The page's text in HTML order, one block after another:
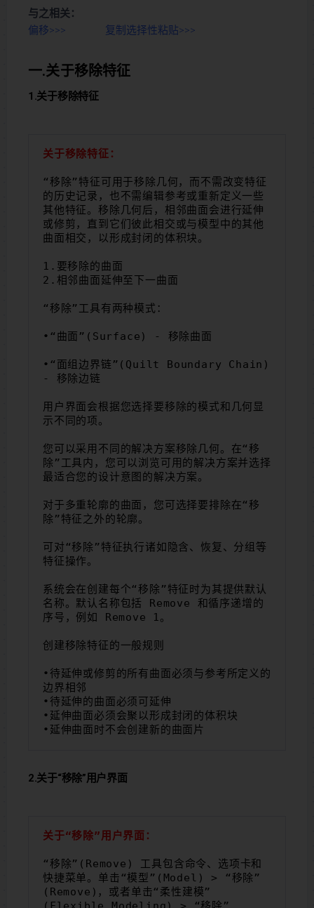
与之相关：
偏移>>>
复制选择性粘贴>>>
一.关于移除特征
1.关于移除特征
关于移除特征：
“移除”特征可用于移除几何，而不需改变特征
的历史记录，也不需编辑参考或重新定义一些
其他特征。移除几何后，相邻曲面会进行延伸
或修剪，直到它们彼此相交或与模型中的其他
曲面相交，以形成封闭的体积块。
1.要移除的曲面
2.相邻曲面延伸至下一曲面
“移除”工具有两种模式：
•“曲面”(Surface) - 移除曲面
•“面组边界链”(Quilt Boundary Chain)
- 移除边链
用户界面会根据您选择要移除的模式和几何显
示不同的项。
您可以采用不同的解决方案移除几何。在“移
除”工具内，您可以浏览可用的解决方案并选择
最适合您的设计意图的解决方案。
对于多重轮廓的曲面，您可选择要排除在“移
除”特征之外的轮廓。
可对“移除”特征执行诸如隐含、恢复、分组等
特征操作。
系统会在创建每个“移除”特征时为其提供默认
名称。默认名称包括 Remove 和循序递增的
序号，例如 Remove 1。
创建移除特征的一般规则
•待延伸或修剪的所有曲面必须与参考所定义的
边界相邻
•待延伸的曲面必须可延伸
•延伸曲面必须会聚以形成封闭的体积块
•延伸曲面时不会创建新的曲面片
2.关于“移除”用户界面
关于“移除”用户界面：
“移除”(Remove) 工具包含命令、选项卡和
快捷菜单。单击“模型”(Model) > “移除”
(Remove)，或者单击“柔性建模”